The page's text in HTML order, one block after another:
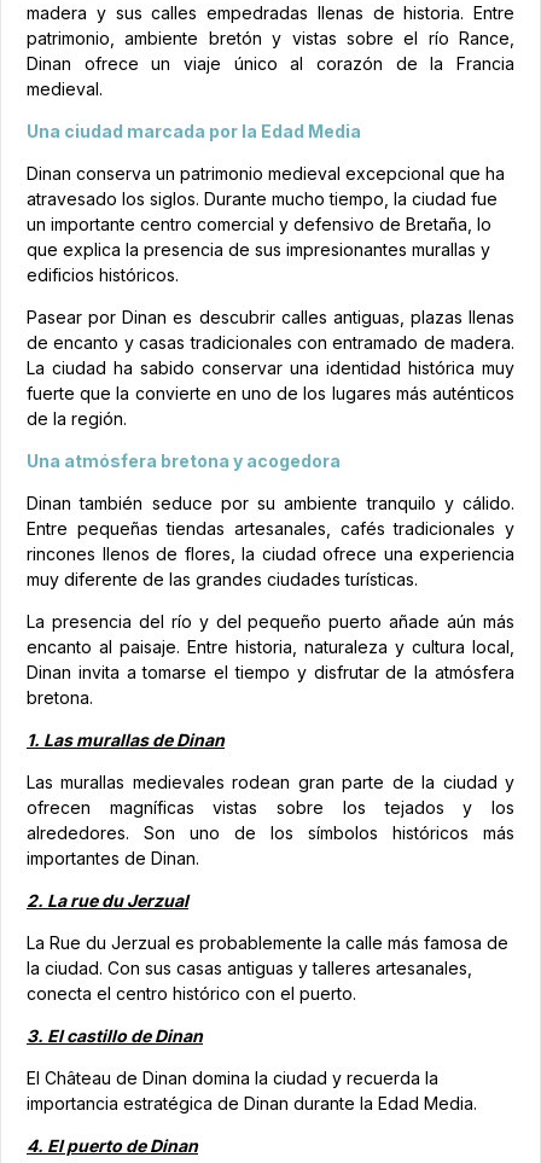
madera y sus calles empedradas llenas de historia. Entre
patrimonio, ambiente bretón y vistas sobre el río Rance,
Dinan ofrece un viaje único al corazón de la Francia
medieval.
Una ciudad marcada por la Edad Media
Dinan conserva un patrimonio medieval excepcional que ha
atravesado los siglos. Durante mucho tiempo, la ciudad fue
un importante centro comercial y defensivo de Bretaña, lo
que explica la presencia de sus impresionantes murallas y
edificios históricos.
Pasear por Dinan es descubrir calles antiguas, plazas llenas
de encanto y casas tradicionales con entramado de madera.
La ciudad ha sabido conservar una identidad histórica muy
fuerte que la convierte en uno de los lugares más auténticos
de la región.
Una atmósfera bretona y acogedora
Dinan también seduce por su ambiente tranquilo y cálido.
Entre pequeñas tiendas artesanales, cafés tradicionales y
rincones llenos de flores, la ciudad ofrece una experiencia
muy diferente de las grandes ciudades turísticas.
La presencia del río y del pequeño puerto añade aún más
encanto al paisaje. Entre historia, naturaleza y cultura local,
Dinan invita a tomarse el tiempo y disfrutar de la atmósfera
bretona.
1. Las murallas de Dinan
Las murallas medievales rodean gran parte de la ciudad y
ofrecen magníficas vistas sobre los tejados y los
alrededores. Son uno de los símbolos históricos más
importantes de Dinan.
2. La rue du Jerzual
La Rue du Jerzual es probablemente la calle más famosa de
la ciudad. Con sus casas antiguas y talleres artesanales,
conecta el centro histórico con el puerto.
3. El castillo de Dinan
El Château de Dinan domina la ciudad y recuerda la
importancia estratégica de Dinan durante la Edad Media.
4. El puerto de Dinan